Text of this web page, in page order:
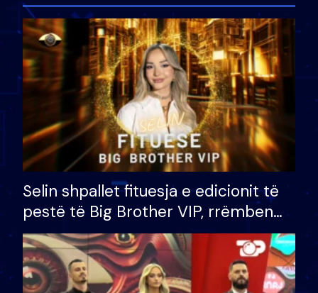
Selin shpallet fituesja e edicionit të
pestë të Big Brother VIP, rrëmben
çmimin e madh prej 100 mijë eurosh